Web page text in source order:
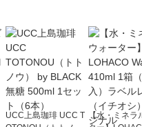
UCC上島珈琲 UCC T 【水・ミネラ